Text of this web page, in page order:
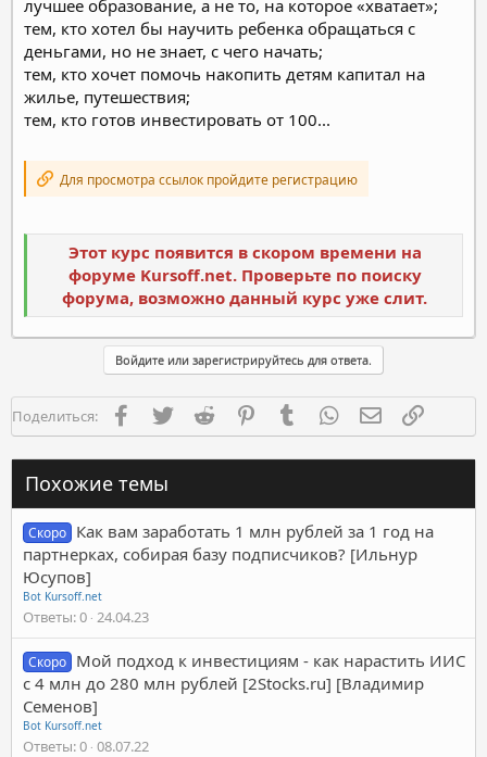
лучшее образование, а не то, на которое «хватает»;
тем, кто хотел бы научить ребенка обращаться с
деньгами, но не знает, с чего начать;
тем, кто хочет помочь накопить детям капитал на
жилье, путешествия;
тем, кто готов инвестировать от 100...
Для просмотра ссылок пройдите регистрацию
Этот курс появится в скором времени на
форуме Kursoff.net. Проверьте по поиску
форума, возможно данный курс уже слит.
Войдите или зарегистрируйтесь для ответа.
Поделиться: FacebookTwitter Reddit PinterestTumblr WhatsAppЭлектронная
Похожие темы
Скоро Как вам заработать 1 млн рублей за 1 год на
партнерках, собирая базу подписчиков? [Ильнур
Юсупов]
Bot Kursoff.net
Ответы 0 24.04.23
Скоро Мой подход к инвестициям - как нарастить ИИС
с 4 млн до 280 млн рублей [2Stocks.ru] [Владимир
Семенов]
Bot Kursoff.net
Ответы 0 08.07.22